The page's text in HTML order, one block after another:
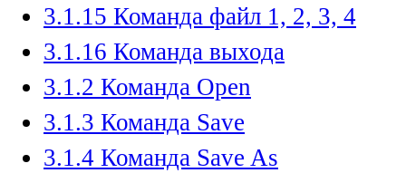
3.1.15 Команда файл 1, 2, 3, 4
3.1.16 Команда выхода
3.1.2 Команда Open
3.1.3 Команда Save
3.1.4 Команда Save As